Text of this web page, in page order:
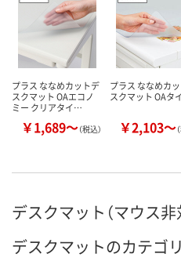
数量
カゴへ
プラス ななめカットデ
スクマット OAエコノ
ミー クリアタイ…
￥1,689～（税込）
プラス ななめカ
スクマット OAタ
￥2,103～
デスクマット（マウス
デスクマットのカテゴ